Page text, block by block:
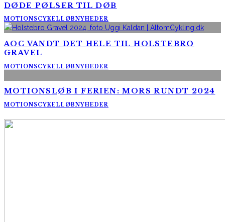
DØDE PØLSER TIL DØB
MOTIONSCYKELLØBNYHEDER
AOC VANDT DET HELE TIL HOLSTEBRO
GRAVEL
MOTIONSCYKELLØBNYHEDER
MOTIONSLØB I FERIEN: MORS RUNDT 2024
MOTIONSCYKELLØBNYHEDER